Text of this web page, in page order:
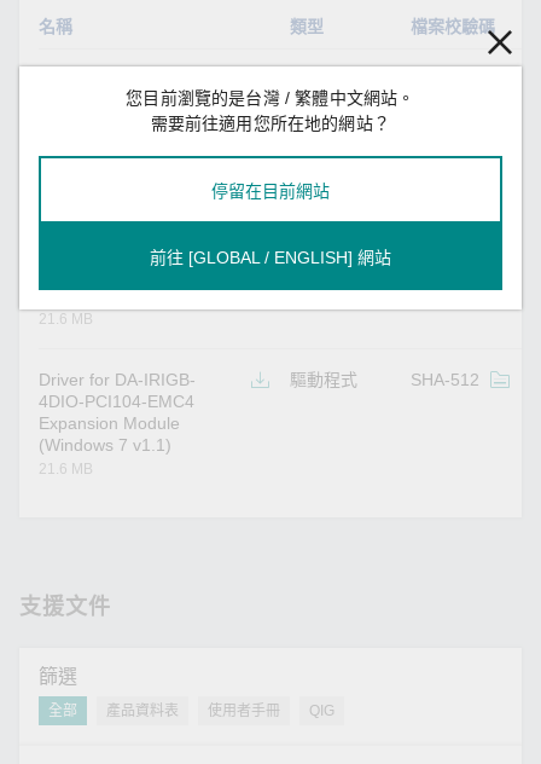
名稱 類型 檔案校驗碼
4DIO-PCI104-EMC4
Expansion Module
4DIO-PCI104-EMC4
Expansion Module
(Windows 7 v1.0)
21.6 MB
Driver for DA-IRIGB-
4DIO-PCI104-EMC4
Expansion Module
(Windows 7 v1.1)
21.6 MB
驅動程式 SHA-512
支援文件
篩選
全部 產品資料表 使用者手冊 QIG
您目前瀏覽的是台灣 / 繁體中文網站。
需要前往適用您所在地的網站？
停留在目前網站
前往 [GLOBAL / ENGLISH] 網站